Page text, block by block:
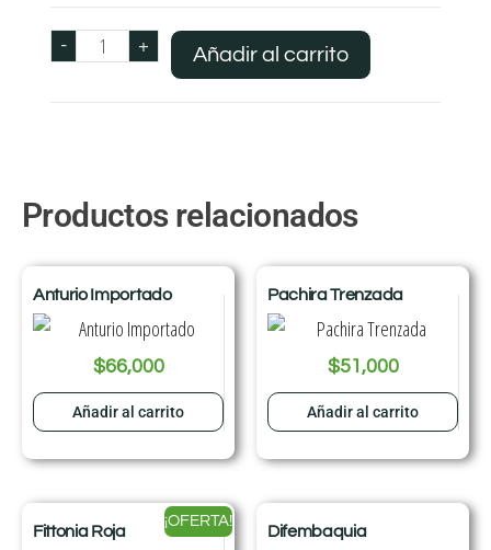
- + Añadir al carrito
Productos relacionados
Anturio Importado
$66,000
Añadir al carrito
Pachira Trenzada
$51,000
Añadir al carrito
Fittonia Roja
¡OFERTA!
Difembaquia